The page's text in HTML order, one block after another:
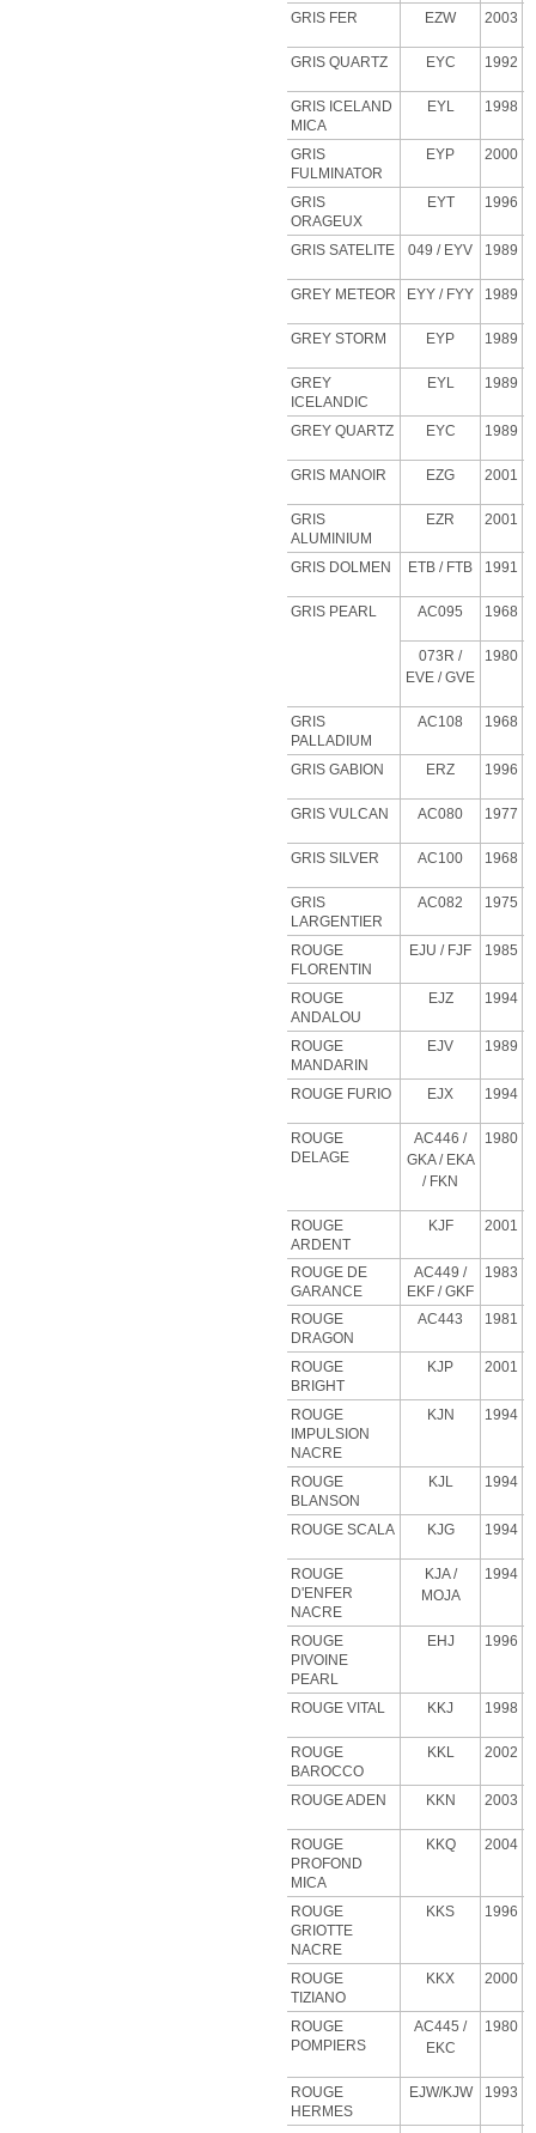
GRIS FER EZW 2003
GRIS QUARTZ EYC 1992
GRIS ICELAND
MICA
EYL 1998
GRIS
FULMINATOR
EYP 2000
GRIS
ORAGEUX
EYT 1996
GRIS SATELITE 049 / EYV 1989
GREY METEOR EYY / FYY 1989
GREY STORM EYP 1989
GREY
ICELANDIC
EYL 1989
GREY QUARTZ EYC 1989
GRIS MANOIR EZG 2001
GRIS
ALUMINIUM
EZR 2001
GRIS DOLMEN ETB / FTB 1991
GRIS PEARL AC095 1968
073R /
EVE / GVE
1980
GRIS
PALLADIUM
AC108 1968
GRIS GABION ERZ 1996
GRIS VULCAN AC080 1977
GRIS SILVER AC100 1968
GRIS
LARGENTIER
AC082 1975
ROUGE
FLORENTIN
EJU / FJF 1985
ROUGE
ANDALOU
EJZ 1994
ROUGE
MANDARIN
EJV 1989
ROUGE FURIO EJX 1994
ROUGE
DELAGE
AC446 /
GKA / EKA
/ FKN
1980
ROUGE
ARDENT
KJF 2001
ROUGE DE
GARANCE
AC449 /
EKF / GKF
1983
ROUGE
DRAGON
AC443 1981
ROUGE
BRIGHT
KJP 2001
ROUGE
IMPULSION
NACRE
KJN 1994
ROUGE
BLANSON
KJL 1994
ROUGE SCALA KJG 1994
ROUGE
D'ENFER
NACRE
KJA/
MOJA
1994
ROUGE
PIVOINE
PEARL
EHJ 1996
ROUGE VITAL KKJ 1998
ROUGE
BAROCCO
KKL 2002
ROUGE ADEN KKN 2003
ROUGE
PROFOND
MICA
KKQ 2004
ROUGE
GRIOTTE
NACRE
KKS 1996
ROUGE
TIZIANO
KKX 2000
ROUGE
POMPIERS
AC445 /
EKC
1980
ROUGE
HERMES
EJW/KJW 1993